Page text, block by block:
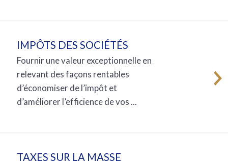
IMPÔTS DES SOCIÉTÉS
Fournir une valeur exceptionnelle en
relevant des façons rentables
d’économiser de l’impôt et
d’améliorer l’efficience de vos ...
TAXES SUR LA MASSE